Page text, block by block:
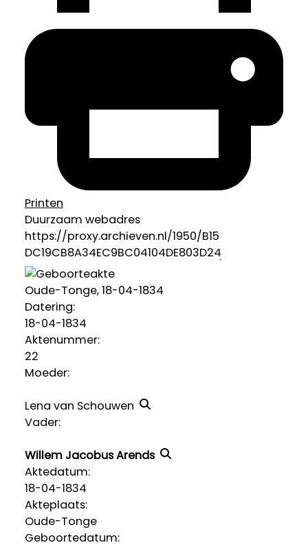
Printen
Duurzaam webadres
Oude-Tonge, 18-04-1834
Datering:
18-04-1834
Aktenummer:
22
Moeder:
Lena van Schouwen
Vader:
Willem Jacobus Arends
Aktedatum:
18-04-1834
Akteplaats:
Oude-Tonge
Geboortedatum: